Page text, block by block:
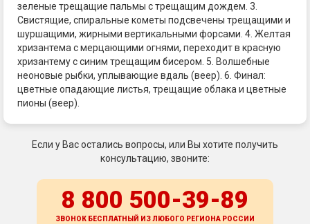
зеленые трещащие пальмы с трещащим дождем. 3.
Свистящие, спиральные кометы подсвечены трещащими и
шуршащими, жирными вертикальными форсами. 4. Желтая
хризантема с мерцающими огнями, переходит в красную
хризантему с синим трещащим бисером. 5. Волшебные
неоновые рыбки, уплывающие вдаль (веер). 6. Финал:
цветные опадающие листья, трещащие облака и цветные
пионы (веер).
Если у Вас остались вопросы, или Вы хотите получить
консультацию, звоните:
8 800 500-39-89
ЗВОНОК БЕСПЛАТНЫЙ ИЗ ЛЮБОГО РЕГИОНА РОССИИ